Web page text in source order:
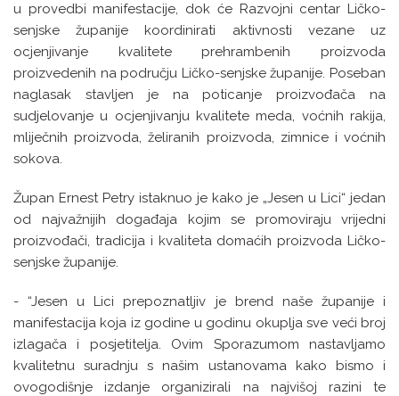
u provedbi manifestacije, dok će Razvojni centar Ličko-
senjske županije koordinirati aktivnosti vezane uz
ocjenjivanje kvalitete prehrambenih proizvoda
proizvedenih na području Ličko-senjske županije. Poseban
naglasak stavljen je na poticanje proizvođača na
sudjelovanje u ocjenjivanju kvalitete meda, voćnih rakija,
mliječnih proizvoda, želiranih proizvoda, zimnice i voćnih
sokova.
Župan Ernest Petry istaknuo je kako je „Jesen u Lici“ jedan
od najvažnijih događaja kojim se promoviraju vrijedni
proizvođači, tradicija i kvaliteta domaćih proizvoda Ličko-
senjske županije.
- “Jesen u Lici prepoznatljiv je brend naše županije i
manifestacija koja iz godine u godinu okuplja sve veći broj
izlagača i posjetitelja. Ovim Sporazumom nastavljamo
kvalitetnu suradnju s našim ustanovama kako bismo i
ovogodišnje izdanje organizirali na najvišoj razini te